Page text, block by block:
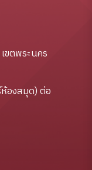
ขตพระนคร
องสมุด) ต่อ